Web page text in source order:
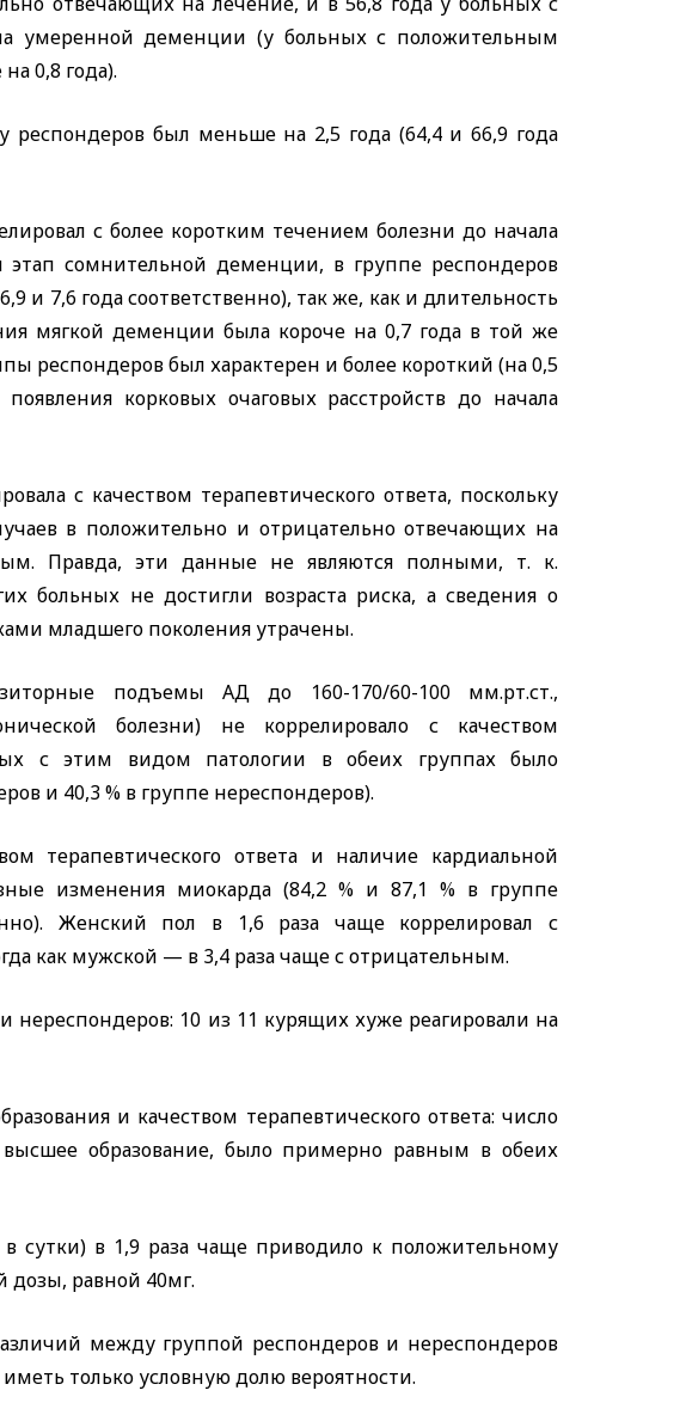
умеренной деменции (у больных с положительным
0,8 года).
был меньше на 2,5 года (64,4 и 66,9 года
с более коротким течением болезни до начала
этап сомнительной деменции, в группе респондеров
и 7,6 года соответственно), так же, как и длительность
мягкой деменции была короче на 0,7 года в той же
респондеров был характерен и более короткий (на 0,5
корковых очаговых расстройств до начала
с качеством терапевтического ответа, поскольку
в положительно и отрицательно отвечающих на
Правда, эти данные не являются полными, т. к.
больных не достигли возраста риска, а сведения о
младшего поколения утрачены.
подъемы АД до 160-170/60-100 мм.рт.ст.,
болезни) не коррелировало с качеством
с этим видом патологии в обеих группах было
и 40,3 % в группе нереспондеров).
терапевтического ответа и наличие кардиальной
изменения миокарда (84,2 % и 87,1 % в группе
Женский пол в 1,6 раза чаще коррелировал с
как мужской — в 3,4 раза чаще с отрицательным.
нереспондеров: 10 из 11 курящих хуже реагировали на
и качеством терапевтического ответа: число
образование, было примерно равным в обеих
сутки) в 1,9 раза чаще приводило к положительному
равной 40мг.
между группой респондеров и нереспондеров
только условную долю вероятности.